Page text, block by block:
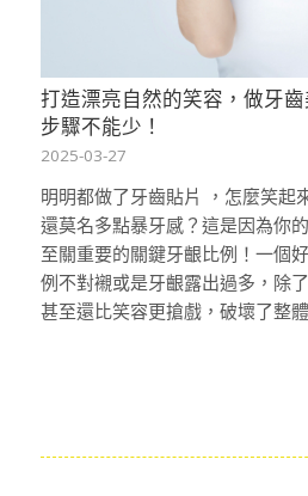
打造漂亮自然的笑容，做牙齒
步驟不能少！
2025-03-27
明明都做了牙齒貼片 ，怎麼笑起
還莫名多點暴牙感？這是因為你
至關重要的關鍵牙齦比例！一個
例不對襯或是牙齦露出過多，除
甚至還比笑容更搶戲，破壞了整